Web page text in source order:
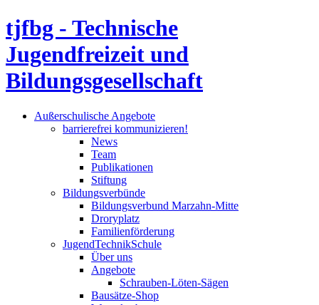
tjfbg - Technische
Jugendfreizeit und
Bildungsgesellschaft
Außerschulische Angebote
barrierefrei kommunizieren!
News
Team
Publikationen
Stiftung
Bildungsverbünde
Bildungsverbund Marzahn-Mitte
Droryplatz
Familienförderung
JugendTechnikSchule
Über uns
Angebote
Schrauben-Löten-Sägen
Bausätze-Shop